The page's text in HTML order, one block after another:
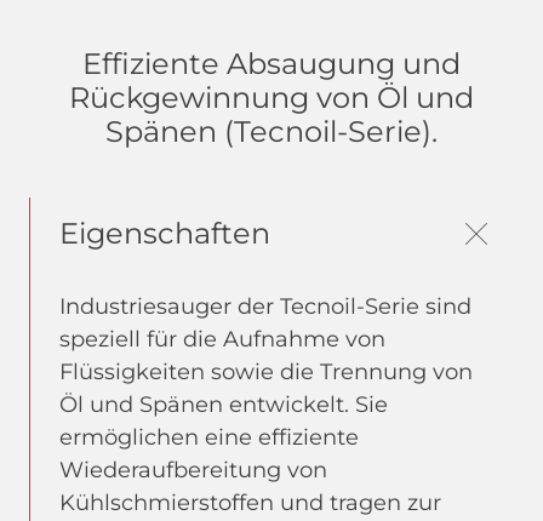
Effiziente Absaugung und
Rückgewinnung von Öl und
Spänen (Tecnoil-Serie).
Eigenschaften
Industriesauger der Tecnoil-Serie sind
speziell für die Aufnahme von
Flüssigkeiten sowie die Trennung von
Öl und Spänen entwickelt. Sie
ermöglichen eine effiziente
Wiederaufbereitung von
Kühlschmierstoffen und tragen zur